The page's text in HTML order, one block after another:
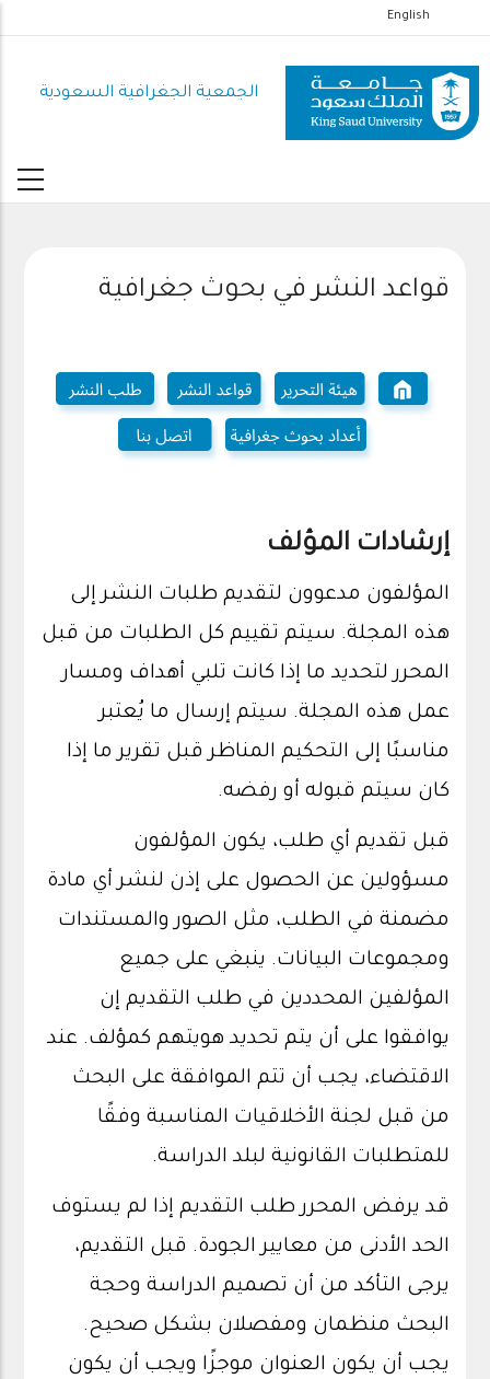
إلى
المحتوى
الرئيسي
English
الجمعية الجغرافية السعودية
قواعد النشر في بحوث جغرافية
إرشادات المؤلف
المؤلفون مدعوون لتقديم طلبات النشر إلى
هذه المجلة. سيتم تقييم كل الطلبات من قبل
المحرر لتحديد ما إذا كانت تلبي أهداف ومسار
عمل هذه المجلة. سيتم إرسال ما يُعتبر
مناسبًا إلى التحكيم المناظر قبل تقرير ما إذا
كان سيتم قبوله أو رفضه.
قبل تقديم أي طلب، يكون المؤلفون
مسؤولين عن الحصول على إذن لنشر أي مادة
مضمنة في الطلب، مثل الصور والمستندات
ومجموعات البيانات. ينبغي على جميع
المؤلفين المحددين في طلب التقديم إن
يوافقوا على أن يتم تحديد هويتهم كمؤلف. عند
الاقتضاء، يجب أن تتم الموافقة على البحث
من قبل لجنة الأخلاقيات المناسبة وفقًا
للمتطلبات القانونية لبلد الدراسة.
قد يرفض المحرر طلب التقديم إذا لم يستوف
الحد الأدنى من معايير الجودة. قبل التقديم،
يرجى التأكد من أن تصميم الدراسة وحجة
البحث منظمان ومفصلان بشكل صحيح.
يجب أن يكون العنوان موجزًا ويجب أن يكون